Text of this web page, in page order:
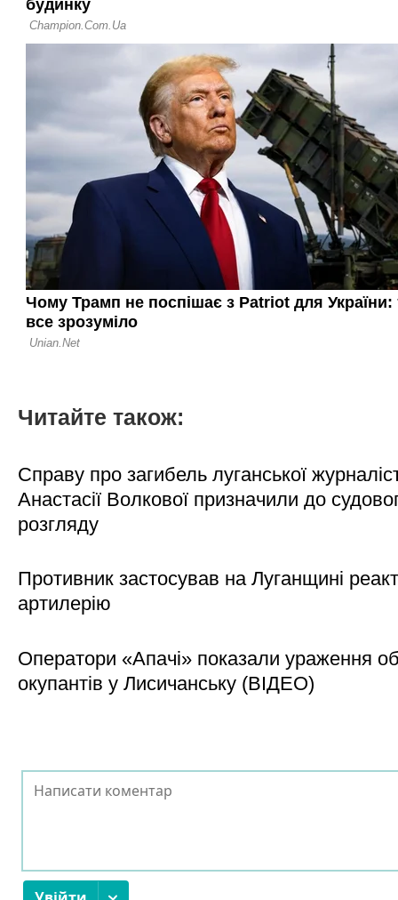
Читайте також:
Справу про загибель луганської
Анастасії Волкової призначили до
розгляду
Противник застосував на Луганщині
артилерію
Оператори «Апачі» показали ураження
окупантів у Лисичанську (ВІДЕО)